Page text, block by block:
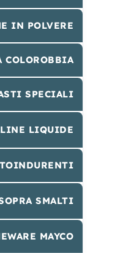
IN POLVERE
COLOROBBIA
SPECIALI
LIQUIDE
SMALTI
MAYCO